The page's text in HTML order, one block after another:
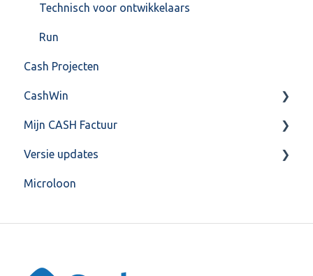
Technisch voor ontwikkelaars
Run
Cash Projecten
CashWin
Overig
Mijn CASH Factuur
Facturatie Loonportal( CASH Lonen)
Mijn CASH factuur
Versie updates
CashWeb updates 2025
Microloon